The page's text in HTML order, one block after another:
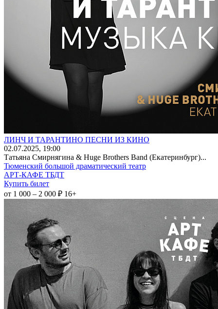
ЛИНЧ И ТАРАНТИНО ПЕСНИ ИЗ КИНО
02.07.2025, 19:00
Татьяна Смирнягина & Huge Brothers Band (Екатеринбург)...
Тюменский большой драматический театр
АРТ-КАФЕ ТБДТ
Купить билет
от 1 000 – 2 000 ₽ 16+